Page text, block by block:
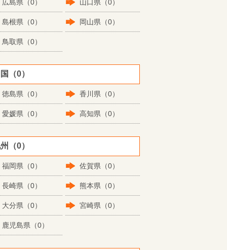
広島県（0） 山口県（0）
島根県（0） 岡山県（0）
鳥取県（0）
（0）
徳島県（0） 香川県（0）
愛媛県（0） 高知県（0）
（0）
福岡県（0） 佐賀県（0）
長崎県（0） 熊本県（0）
大分県（0） 宮崎県（0）
鹿児島県（0）